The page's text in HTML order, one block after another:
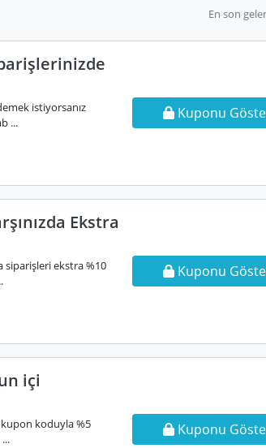
En son
istiyorsanız
...
Kuponu
Ekstra
siparişleri ekstra %10
Kuponu
içi
koduyla %5
Kuponu